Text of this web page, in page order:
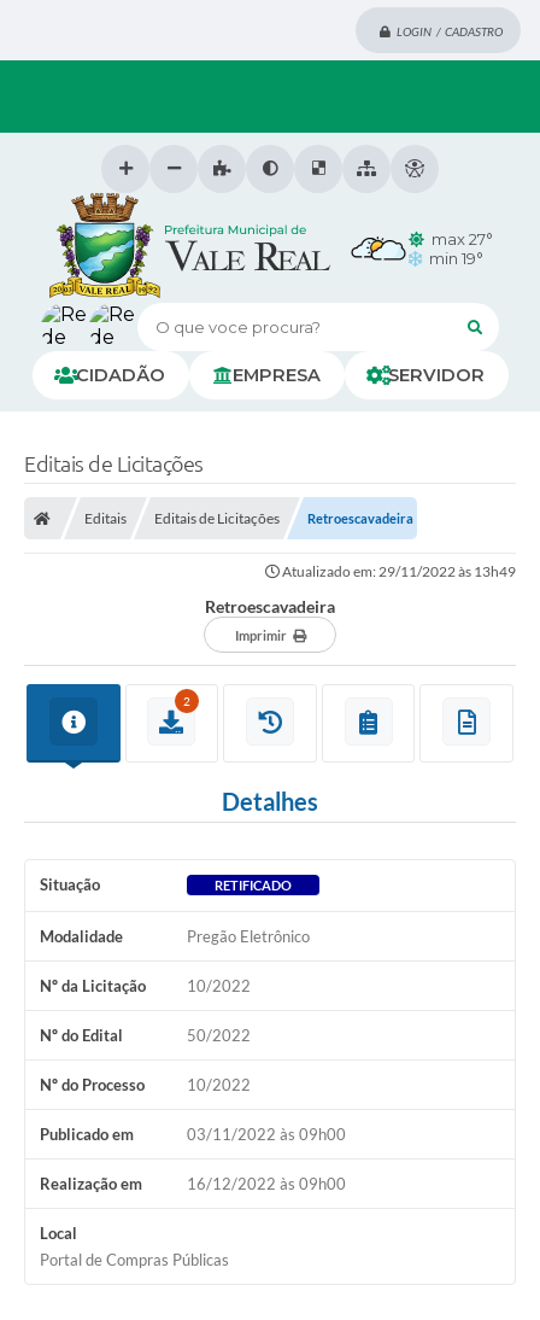
LOGIN / CADASTRO
O que voce procura?
CIDADÃO EMPRESA SERVIDOR
max 27°
min 19°
Editais de Licitações
Editais Editais de Licitações Retroescavadeira
Atualizado em: 29/11/2022 às 13h49
Retroescavadeira
Imprimir
2
Detalhes
Situação RETIFICADO
Modalidade Pregão Eletrônico
Nº da Licitação 10/2022
Nº do Edital 50/2022
Nº do Processo 10/2022
Publicado em 03/11/2022 às 09h00
Realização em 16/12/2022 às 09h00
Local
Portal de Compras Públicas